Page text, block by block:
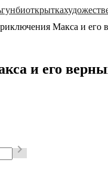
гунбиоткрытка
Макса и его
и его
